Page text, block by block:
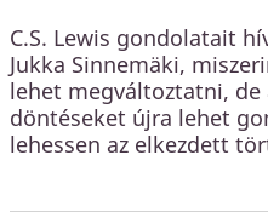
C.S. Lewis gondolatait
Jukka Sinnemäki,
lehet megváltoztatni, de
döntéseket újra lehet
lehessen az elkezdett